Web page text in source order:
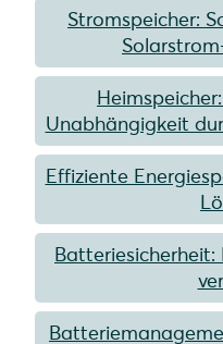
Stromspeicher:
Unabhängigkeit
Effiziente
Batteriesicherheit: